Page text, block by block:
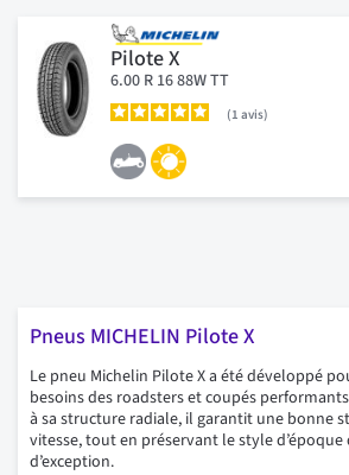
Pilote X
6.00 R 16 88W TT
1 avis
Pneus MICHELIN Pilote X
Le pneu Michelin Pilote X a été développé
besoins des roadsters et coupés
à sa structure radiale, il garantit une bonne
vitesse, tout en préservant le style d’époque
d’exception.